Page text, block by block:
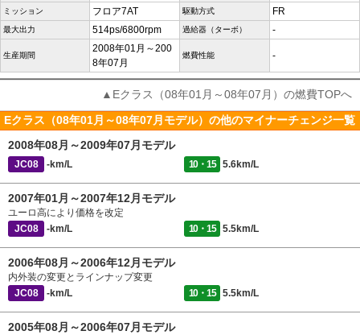
ミッション フロア7AT 駆動方式 FR
最大出力 514ps/6800rpm 過給器（ターボ） -
生産期間
2008年01月～200
8年07月
燃費性能 -
▲Eクラス（08年01月～08年07月）の燃費TOPへ
Eクラス（08年01月～08年07月モデル）の他のマイナーチェンジ一覧
2008年08月～2009年07月モデル
JC08 -km/L 10・15 5.6km/L
2007年01月～2007年12月モデル
ユーロ高により価格を改定
JC08
-km/L 10・15 5.5km/L
2006年08月～2006年12月モデル
内外装の変更とラインナップ変更
JC08
-km/L 10・15 5.5km/L
2005年08月～2006年07月モデル